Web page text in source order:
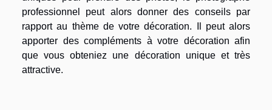
professionnel peut alors donner des conseils par
rapport au thème de votre décoration. Il peut alors
apporter des compléments à votre décoration afin
que vous obteniez une décoration unique et très
attractive.